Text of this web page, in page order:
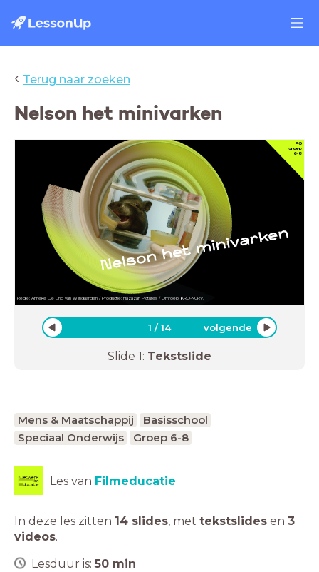
‹ Terug naar zoeken
Nelson het minivarken
PO
groep
6-8
Regie: Anneke De Lind van Wijngaarden / Productie: Hazazah Pictures / Omroep: KRO-NCRV.
1 /14 volgende
Slide 1: Tekstslide
Mens & Maatschappij
Basisschool
Speciaal Onderwijs
Groep 6-8
Les van Filmeducatie
In deze les zitten 14 slides, met tekstslides en 3
videos.
Lesduur is: 50 min